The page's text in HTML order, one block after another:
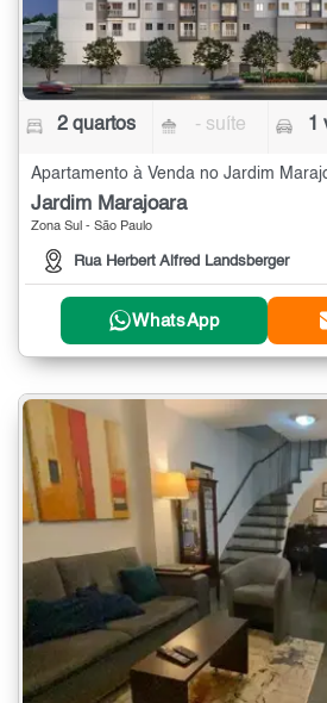
2 quartos - suíte 1
Apartamento à Venda no Jardim
Jardim Marajoara
Zona Sul - São Paulo
Rua Herbert Alfred Landsberger
WhatsApp